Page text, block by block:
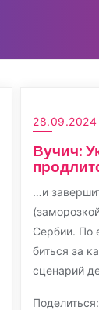
28.09.2024
Вучич:
…и
Сербии. По
биться за
сценарий
Поделиться: